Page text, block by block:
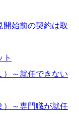
開始前の契約は取
ト
）～就任できない
）～専門職が就任